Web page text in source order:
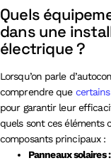
Quels
dans une
électrique ?
Lorsqu’on parle
comprendre que
pour garantir leur
quels sont ces éléments
composants principaux :
Panneaux solaires :